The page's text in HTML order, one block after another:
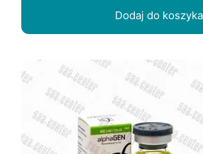
Dodaj do koszyka